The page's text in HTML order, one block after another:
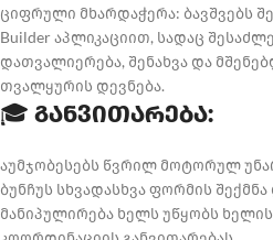
ციფრული მხარდაჭერა: ბავშვებს
Builder აპლიკაციით, სადაც
დათვალიერება, შენახვა და
თვალყურის დევნება.
🎓 განვითარება:
აუმჯობესებს წვრილ მოტორულ
ბუნჩუს სხვადასხვა ფორმის
მანიპულირება ხელს უწყობს